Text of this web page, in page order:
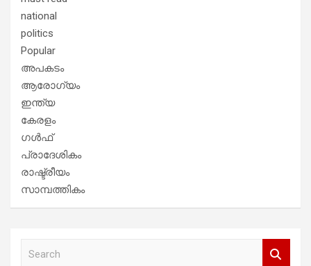
national
politics
Popular
അപകടം
ആരോഗ്യം
ഇന്ത്യ
കേരളം
ഗൾഫ്
പ്രാദേശികം
രാഷ്ട്രീയം
സാമ്പത്തികം